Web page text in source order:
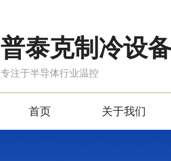
普泰克制冷设
专注于半导体行业温控
首页 关于我们